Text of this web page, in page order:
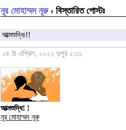
নূর মোহাম্মদ নূরু› বিস্তারিত পোস্টঃ
আত্মশুদ্ধি৷!!
০৪ ঠা এপ্রিল, ২০২২ দুপুর ২:৩১
আত্মশুদ্ধি! !
নূর মোহাম্মদ নূরু